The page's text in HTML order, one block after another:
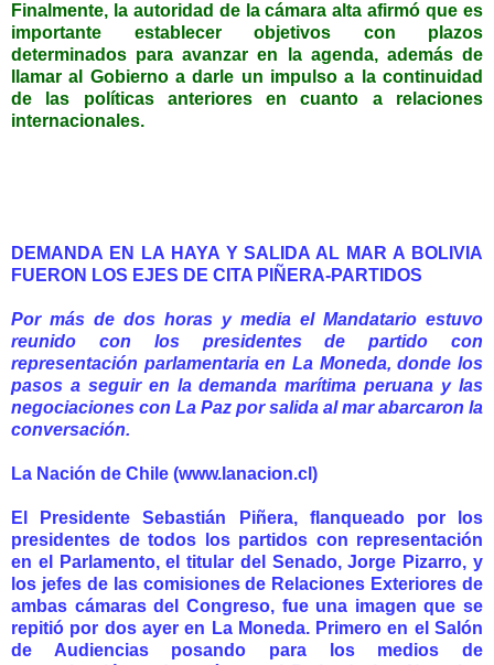
Finalmente, la autoridad de la cámara alta afirmó que es
importante establecer objetivos con plazos
determinados para avanzar en la agenda, además de
llamar al Gobierno a darle un impulso a la continuidad
de las políticas anteriores en cuanto a relaciones
internacionales.
DEMANDA EN LA HAYA Y SALIDA AL MAR A BOLIVIA
FUERON LOS EJES DE CITA PIÑERA-PARTIDOS
Por más de dos horas y media el Mandatario estuvo
reunido con los presidentes de partido con
representación parlamentaria en La Moneda, donde los
pasos a seguir en la demanda marítima peruana y las
negociaciones con La Paz por salida al mar abarcaron la
conversación.
La Nación de Chile (www.lanacion.cl)
El Presidente Sebastián Piñera, flanqueado por los
presidentes de todos los partidos con representación
en el Parlamento, el titular del Senado, Jorge Pizarro, y
los jefes de las comisiones de Relaciones Exteriores de
ambas cámaras del Congreso, fue una imagen que se
repitió por dos ayer en La Moneda. Primero en el Salón
de Audiencias posando para los medios de